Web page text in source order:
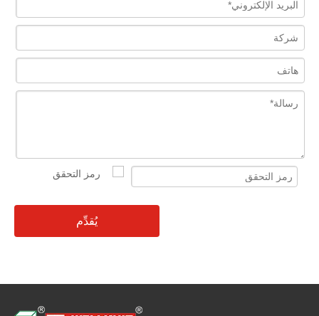
يُقدِّم